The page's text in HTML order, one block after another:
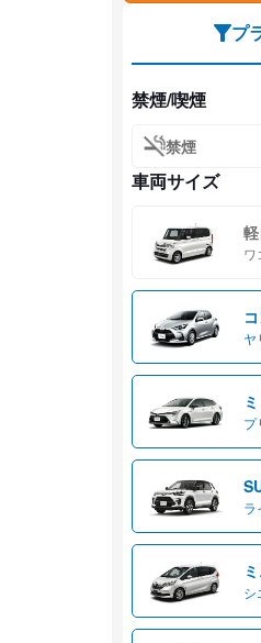
プ
禁煙/喫煙
禁煙
車両サイズ
ワ
ヤ
プ
ラ
シ